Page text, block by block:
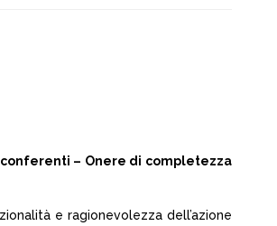
– Onere di completezza
e ragionevolezza dell’azione